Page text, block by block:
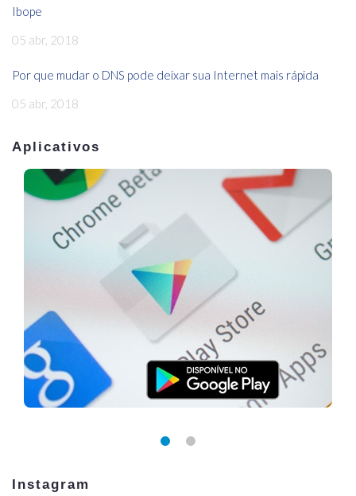
Ibope
05 abr, 2018
Por que mudar o DNS pode deixar sua Internet mais rápida
05 abr, 2018
Aplicativos
Instagram